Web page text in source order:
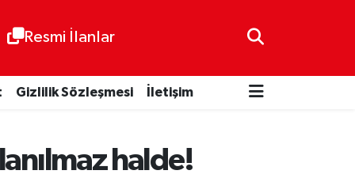
Resmi İlanlar
Gizlilik Sözleşmesi İletişim
halde!